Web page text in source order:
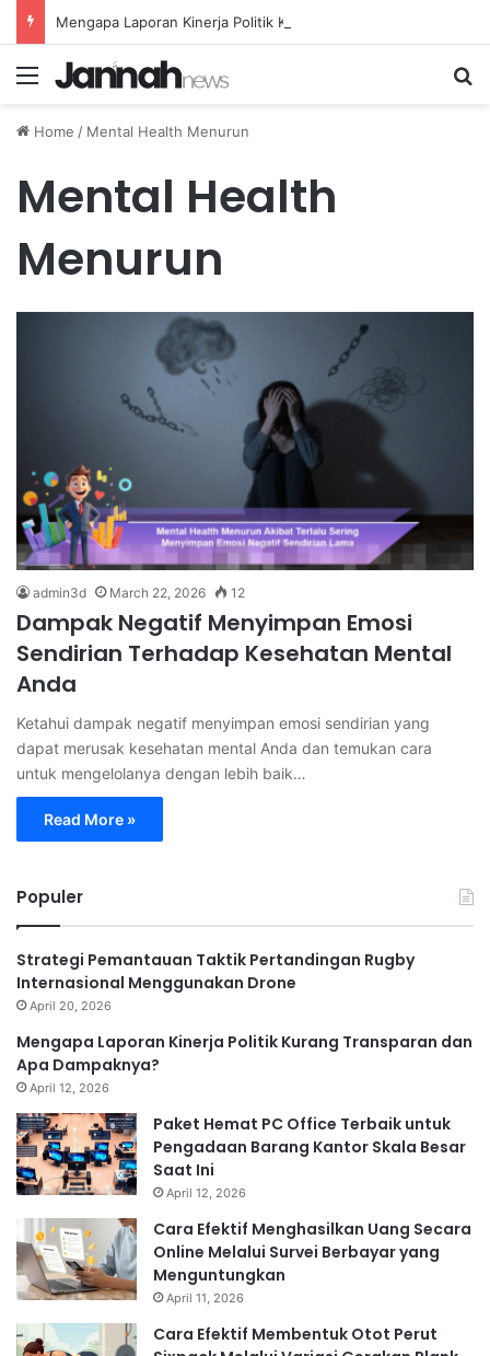
Menu
Home / Mental Health Menurun
Mental Health
Menurun
admin3d March 22, 2026 12
Dampak Negatif Menyimpan Emosi
Sendirian Terhadap Kesehatan Mental
Anda
Ketahui dampak negatif menyimpan emosi sendirian yang
dapat merusak kesehatan mental Anda dan temukan cara
untuk mengelolanya dengan lebih baik…
Read More »
Populer
Strategi Pemantauan Taktik Pertandingan Rugby
Internasional Menggunakan Drone
April 20, 2026
Mengapa Laporan Kinerja Politik Kurang Transparan dan
Apa Dampaknya?
April 12, 2026
Paket Hemat PC Office Terbaik untuk
Pengadaan Barang Kantor Skala Besar
Saat Ini
April 12, 2026
Cara Efektif Menghasilkan Uang Secara
Online Melalui Survei Berbayar yang
Menguntungkan
April 11, 2026
Cara Efektif Membentuk Otot Perut